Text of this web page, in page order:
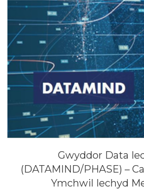
Gwyddor Data
(DATAMIND/PHASE) –
Ymchwil Iechyd